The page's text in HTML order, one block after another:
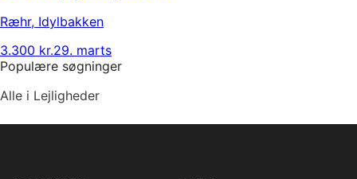
Ræhr, Idylbakken
3.300 kr.29. marts
Populære søgninger
Alle i Lejligheder